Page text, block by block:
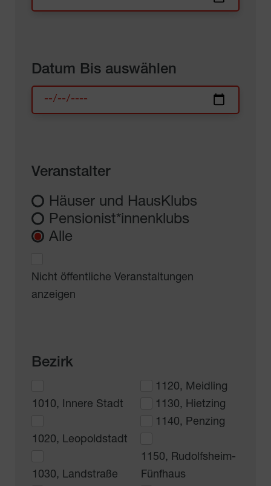
Datum Bis auswählen
Veranstalter
Häuser und HausKlubs
Pensionist*innenklubs
Alle
Nicht öffentliche Veranstaltungen
anzeigen
Bezirk
1010, Innere Stadt
1020, Leopoldstadt
1030, Landstraße
1120, Meidling
1130, Hietzing
1140, Penzing
1150, Rudolfsheim-
Fünfhaus